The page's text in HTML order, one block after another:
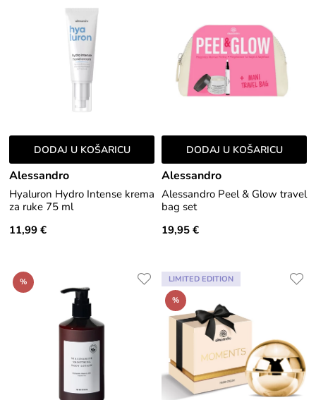
DODAJ U KOŠARICU
Alessandro
Hyaluron Hydro Intense krema
za ruke 75 ml
11,99 €
DODAJ U KOŠARICU
Alessandro
Alessandro Peel & Glow travel
bag set
19,95 €
%
LIMITED EDITION
%